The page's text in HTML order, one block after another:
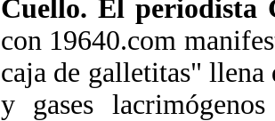
Cuello. El
con 19640.com
caja de galletitas" llena
y gases